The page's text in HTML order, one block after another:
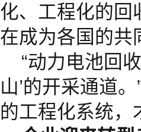
化、工程化的回
在成为各国的共
“动力电池回
山’的开采通道
的工程化系统，